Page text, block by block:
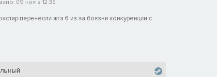
09 ноя в 12:35
перенесли жта 6 из за боязни конкуренции с